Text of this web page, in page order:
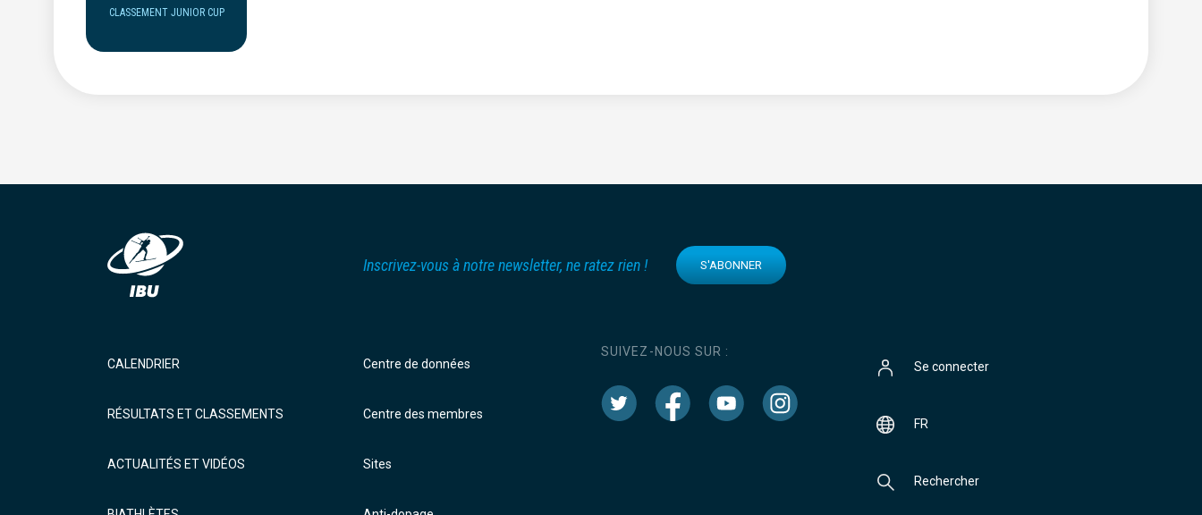
CLASSEMENT JUNIOR CUP
Inscrivez-vous à notre newsletter, ne ratez rien ! S'ABONNER
CALENDRIER
RÉSULTATS ET CLASSEMENTS
ACTUALITÉS ET VIDÉOS
Centre de données
Centre des membres
Sites
SUIVEZ-NOUS SUR :
Se connecter
FR
Rechercher